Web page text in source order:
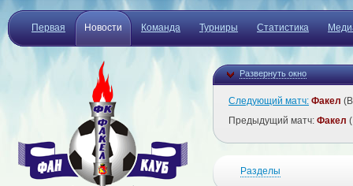
Первая Новости Команда Турниры Статистика
Развернуть окно
Следующий матч: Факел
Предыдущий матч: Факел
Разделы